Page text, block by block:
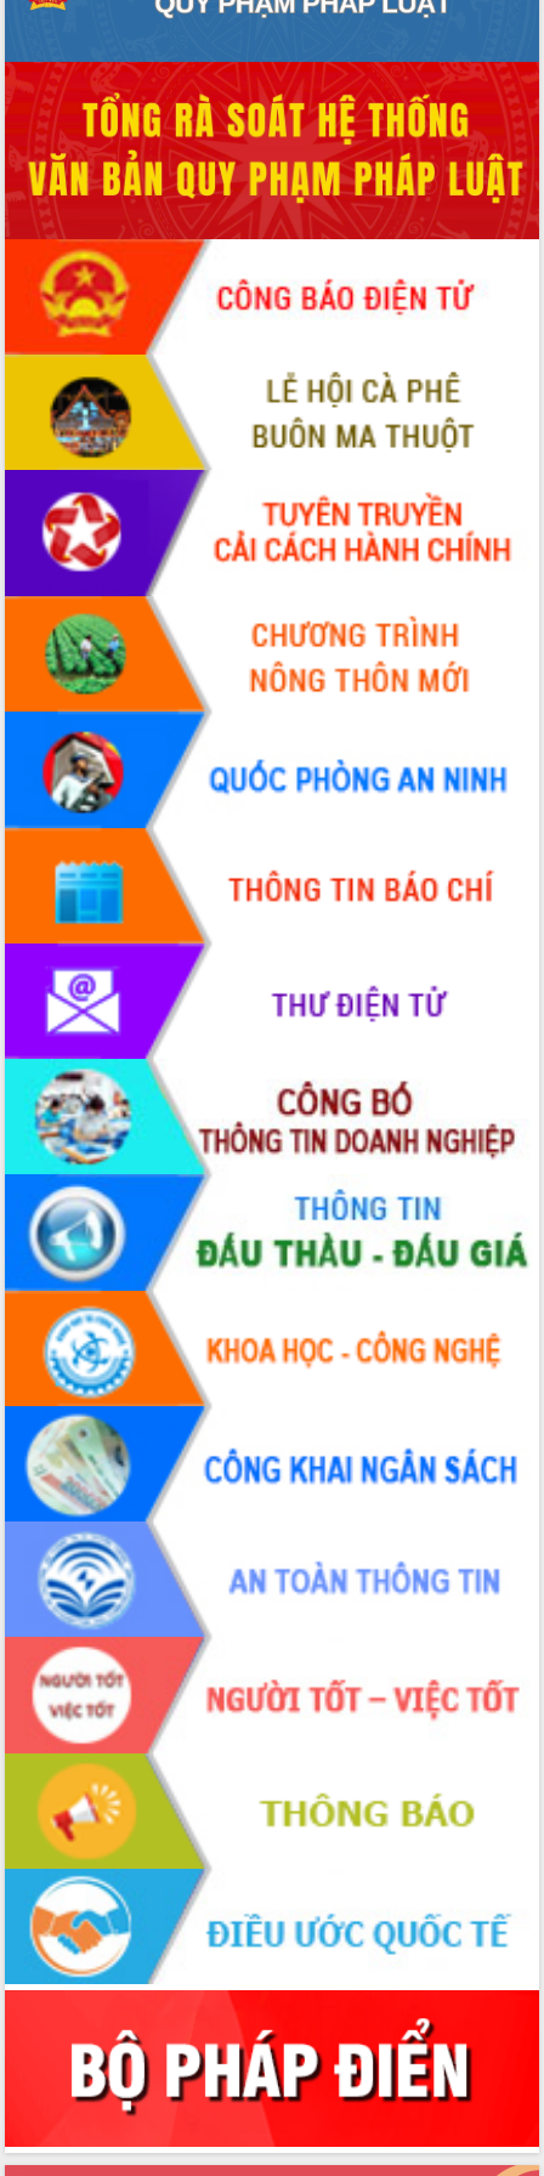
sầu riêng tại Đắk Lắk
món ăn từ sầu riêng
Đắk Lắk công bố Quy hoạch và xúc
tiến đầu tư tỉnh
Ngành cá ngừ Đắk Lắk chủ động thích
ứng để giữ vững thị trường xuất khẩu
Diễn đàn Kinh tế tư nhân Việt Nam đột
phá cơ chế - Hợp tác công tư
Đề án 06 tạo bước ngoặt đột phá trong
cải cách hành chính tỉnh Đắk Lắk
Kết nối tour, đẩy mạnh chuyển đổi số
để phát triển du lịch Đắk Lắk
Khởi động Dự án Đầu tư xây dựng hạ
tầng kỹ thuật Cụm công nghiệp Tân
Gặp mặt các cơ quan báo chí nhân Kỷ
niệm 101 năm Ngày Báo chí Cách
mạng Việt Nam
Đắk Lắk sơ kết 4 năm triển khai thực
hiện Đề án 06 của Chính phủ
Họp báo thông tin về Hội nghị Công bố
Quy hoạch và Xúc tiến đầu tư tỉnh Đắk
Khơi thông điểm nghẽn, đẩy nhanh
giải ngân vốn khắc phục thiên tai
HĐND tỉnh thông qua điều chỉnh Quy
hoạch tỉnh thời kỳ 2021-2030
Hội thảo góp ý hồ sơ điều chỉnh quy
hoạch tỉnh Đắk Lắk thời kỳ 2021-2030,
tầm nhìn đến năm 2050
Nâng cao hiệu quả hoạt động của các
doanh nghiệp nhà nước
Hội nghị triển khai kết nối mạng
truyền số liệu chuyên dùng phục vụ cơ
quan Đảng, Nhà nước
Lễ phát động chuỗi hoạt động chung
tay làm sạch môi trường
Xã Ea Kar bước chuyển mình trong
công tác cải cách hành chính mô hình
mới
UBND tỉnh họp báo định kỳ tháng 4
năm 2026
Hội thảo khoa học “Giải pháp thúc đẩy
phát triển nền kinh tế xanh tại tỉnh
Đắk Lắk”
Tăng cường giám sát, đôn đốc thực
hiện nhiệm vụ quản lý tài sản công
hàng tuần
Tháo gỡ những vướng mắc, đẩy mạnh
công tác cải cách thủ tục hành chính
tại Trung tâm Phục vụ hành chính
công tỉnh
Đắk Lắk: Tôn vinh 46 giải pháp tại Hội
thi Sáng tạo Kỹ thuật 2024 - 2025
Đắk Lắk rà soát, điều chỉnh Đề án 190
về phát triển nuôi trồng thủy sản
Phó Chủ tịch UBND tỉnh Đắk Lắk
Trương Công Thái kiểm tra thực địa
Dự án cao tốc Khánh Hòa - Buôn Ma
Thuột
Định vị cà phê Việt Nam như một “di
sản sống” trong dòng chảy toàn cầu
Xây dựng nông thôn mới: Nâng cao đời
sống người dân từ những mô hình thiết
Quyết liệt tháo gỡ vướng mắc, đẩy
nhanh tiến độ các dự án trọng điểm
trong Khu kinh tế Nam Phú Yên
Hòn Yến phát triển du lịch gắn với bảo
tồn biển
Lấy ý kiến điều chỉnh Quy hoạch tỉnh
Đắk Lắk thời kỳ 2021-2030, tầm nhìn
đến năm 2050
Phát động chiến dịch 30 ngày đêm
giải phóng mặt bằng Tuyến đường bộ
Đắk Lắk nỗ lực thúc đẩy tăng trưởng
kinh tế từ 10% trở lên trong Quý
Đắk Lắk ký kết thỏa thuận hợp tác về
chuyển đổi số giai đoạn 2026 – 2030